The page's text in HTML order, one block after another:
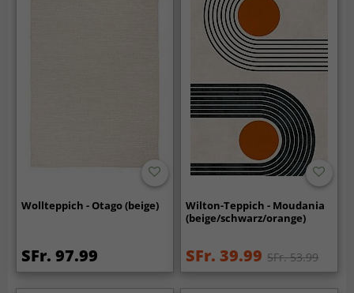
Wollteppich - Otago (beige)
SFr. 97.99
Wilton-Teppich - Moudania
(beige/schwarz/orange)
SFr. 39.99 SFr. 53.99